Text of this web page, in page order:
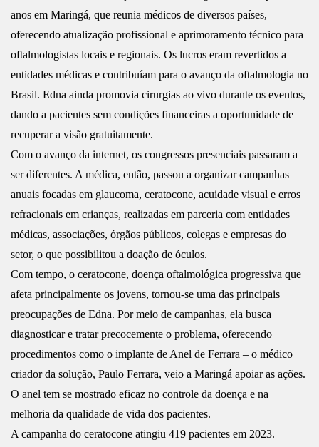
anos em Maringá, que reunia médicos de diversos países,
oferecendo atualização profissional e aprimoramento técnico para
oftalmologistas locais e regionais. Os lucros eram revertidos a
entidades médicas e contribuíam para o avanço da oftalmologia no
Brasil. Edna ainda promovia cirurgias ao vivo durante os eventos,
dando a pacientes sem condições financeiras a oportunidade de
recuperar a visão gratuitamente.
Com o avanço da internet, os congressos presenciais passaram a
ser diferentes. A médica, então, passou a organizar campanhas
anuais focadas em glaucoma, ceratocone, acuidade visual e erros
refracionais em crianças, realizadas em parceria com entidades
médicas, associações, órgãos públicos, colegas e empresas do
setor, o que possibilitou a doação de óculos.
Com tempo, o ceratocone, doença oftalmológica progressiva que
afeta principalmente os jovens, tornou-se uma das principais
preocupações de Edna. Por meio de campanhas, ela busca
diagnosticar e tratar precocemente o problema, oferecendo
procedimentos como o implante de Anel de Ferrara – o médico
criador da solução, Paulo Ferrara, veio a Maringá apoiar as ações.
O anel tem se mostrado eficaz no controle da doença e na
melhoria da qualidade de vida dos pacientes.
A campanha do ceratocone atingiu 419 pacientes em 2023.